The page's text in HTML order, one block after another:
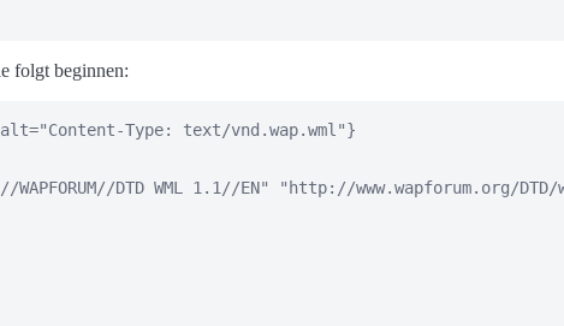
folgt beginnen:
Type: text/vnd.wap.wml"}
WAPFORUM//DTD WML 1.1//EN" "http://www.wapforum.org/